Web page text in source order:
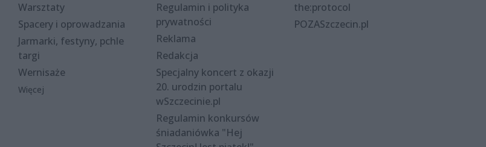
Warsztaty
Spacery i oprowadzania
Jarmarki, festyny, pchle
targi
Wernisaże
Więcej
Regulamin i polityka
prywatności
Reklama
Redakcja
Specjalny koncert z okazji
20. urodzin portalu
wSzczecinie.pl
Regulamin konkursów
śniadaniówka "Hej
the:protocol
POZASzczecin.pl